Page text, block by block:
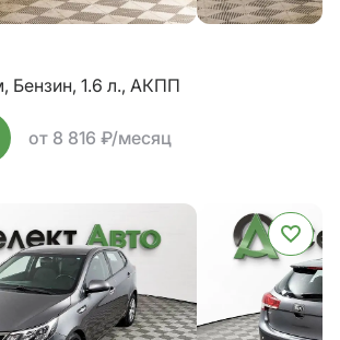
Бензин, 1.6 л., АКПП
от 8 816 ₽/месяц